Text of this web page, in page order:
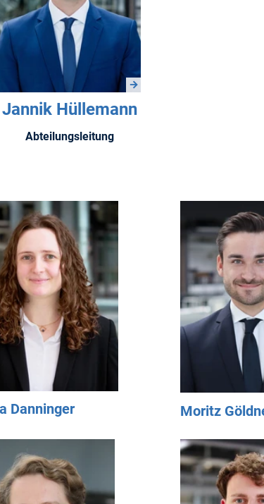
Jannik Hüllemann
Abteilungsleitung
Danninger Moritz